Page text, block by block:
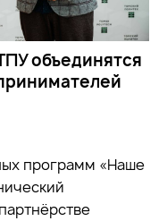
объединятся
программ «Наше